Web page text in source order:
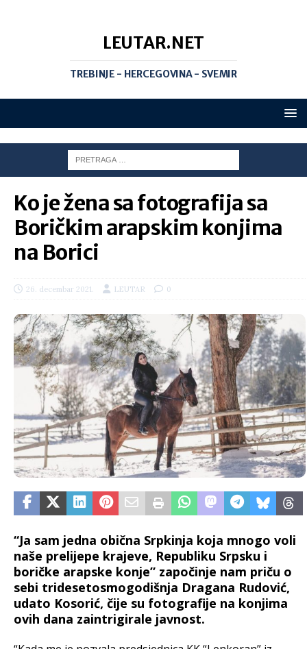
LEUTAR.NET
TREBINJE - HERCEGOVINA - SVEMIR
Ko je žena sa fotografija sa
Boričkim arapskim konjima
na Borici
26. decembar 2021. LEUTAR 0
“Ja sam jedna obična Srpkinja koja mnogo voli
naše prelijepe krajeve, Republiku Srpsku i
boričke arapske konje” započinje nam priču o
sebi tridesetosmogodišnja Dragana Rudović,
udato Kosorić, čije su fotografije na konjima
ovih dana zaintrigirale javnost.